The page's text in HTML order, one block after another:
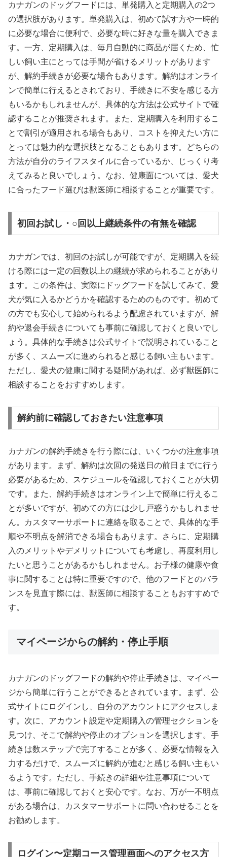
カナガンのドッグフードには、単発購入と定期購入の2つ
の選択肢があります。単発購入は、初めて試す方や一時的
に必要な場合に便利で、必要な時に好きな量を購入できま
す。一方、定期購入は、毎月自動的に商品が届くため、忙
しい飼い主にとっては手間が省けるメリットがあります
が、解約手続きが必要な場合もあります。解約はオンライ
ンで簡単に行えるとされており、手続きに不安を感じる方
もいるかもしれませんが、具体的な方法は公式サイトで確
認することが推奨されます。また、定期購入を利用するこ
とで割引が適用される場合もあり、コストを抑えたい方に
とっては魅力的な選択肢となることもあります。どちらの
方法が自分のライフスタイルに合っているか、じっくり考
えてみると良いでしょう。なお、健康面については、愛犬
に合ったフード選びは獣医師に相談することが重要です。
初回お試し・○回以上継続条件の有無を確認
カナガンでは、初回のお試しが可能ですが、定期購入を続
ける際には一定の回数以上の継続が求められることがあり
ます。この条件は、実際にドッグフードを試してみて、愛
犬が気に入るかどうかを確認するためのものです。初めて
の方でも安心して始められるよう配慮されていますが、解
約や退会手続きについても事前に確認しておくと良いでし
ょう。具体的な手続きは公式サイトで説明されていること
が多く、スムーズに進められると感じる飼い主もいます。
ただし、愛犬の健康に関する疑問があれば、必ず獣医師に
相談することをおすすめします。
解約前に確認しておきたい注意事項
カナガンの解約手続きを行う際には、いくつかの注意事項
があります。まず、解約は次回の発送日の前日までに行う
必要があるため、スケジュールを確認しておくことが大切
です。また、解約手続きはオンライン上で簡単に行えるこ
とが多いですが、初めての方には少し戸惑うかもしれませ
ん。カスタマーサポートに連絡を取ることで、具体的な手
順や不明点を解消できる場合もあります。さらに、定期購
入のメリットやデメリットについても考慮し、再度利用し
たいと思うことがあるかもしれません。お子様の健康や食
事に関することは特に重要ですので、他のフードとのバラ
ンスを見直す際には、獣医師に相談することもおすすめで
す。
マイページからの解約・停止手順
カナガンのドッグフードの解約や停止手続きは、マイペー
ジから簡単に行うことができるとされています。まず、公
式サイトにログインし、自分のアカウントにアクセスしま
す。次に、アカウント設定や定期購入の管理セクションを
見つけ、そこで解約や停止のオプションを選択します。手
続きは数ステップで完了することが多く、必要な情報を入
力するだけで、スムーズに解約が進むと感じる飼い主もい
るようです。ただし、手続きの詳細や注意事項について
は、事前に確認しておくと安心です。なお、万が一不明点
がある場合は、カスタマーサポートに問い合わせることを
お勧めします。
ログイン〜定期コース管理画面へのアクセス方